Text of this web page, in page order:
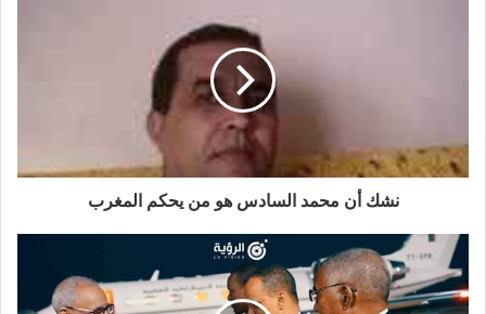
يقال أن السلطات الموريتانية تتساهل مع الصحراويين في أمور
كثيرة على حساب مواطنيها أنفسهم و هي تدرك جيدا ان ”
البيظاني” أو بالأحرى الناطق بالحسانية، إذا أكرمته ملكته ” بل
كانت لموريتانيا مواقف ايجابية اتجاه القضية الصحراوية و إن لم
تعلن عنها لكن سيذكرها التاريخ يوما و يخصص لها الصفحات.
ففضلا عن خروجها من حرب الأشقاء، كانت لها مواقف مشرفة،
فإن كنا ننسى لا ننسى قمة لجنة الحكماء الأفارقة في نيروبي
سنة 1981 عندما انتفض الرئيس الموريتاني السابق السيد
محمد خونا ولد هيدالة – اطال الله عمره – واقفا في وجه
الرؤساء الافارقة الخمس و بحضور الحسن الثاني و هم
نشك أن محمد السادس هو من يحكم المغرب